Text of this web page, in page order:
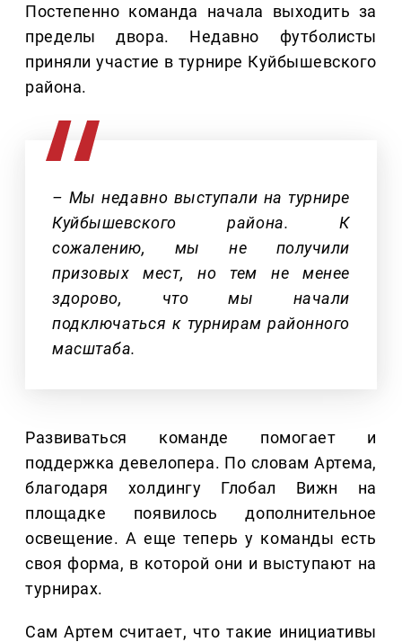
Постепенно команда начала выходить за
пределы двора. Недавно футболисты
приняли участие в турнире Куйбышевского
района.
– Мы недавно выступали на турнире
Куйбышевского района. К
сожалению, мы не получили
призовых мест, но тем не менее
здорово, что мы начали
подключаться к турнирам районного
масштаба.
Развиваться команде помогает и
поддержка девелопера. По словам Артема,
благодаря холдингу Глобал Вижн на
площадке появилось дополнительное
освещение. А еще теперь у команды есть
своя форма, в которой они и выступают на
турнирах.
Сам Артем считает, что такие инициативы